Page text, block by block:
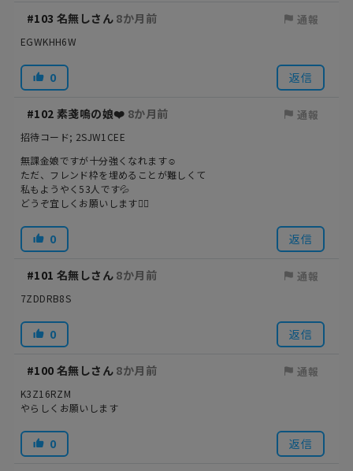
#103 名無しさん 8か月前 通報
EGWKHH6W
0 返信
#102 素戔嗚の娘❤️ 8か月前 通報
招待コード; 2SJW1CEE
無課金娘ですが十分強くなれます☺️
ただ、フレンド枠を埋めることが難しくて
私もようやく53人です💦
どうぞ宜しくお願いします🙇‍♀️
0 返信
#101 名無しさん 8か月前 通報
7ZDDRB8S
0 返信
#100 名無しさん 8か月前 通報
K3Z16RZM
やらしくお願いします
0 返信